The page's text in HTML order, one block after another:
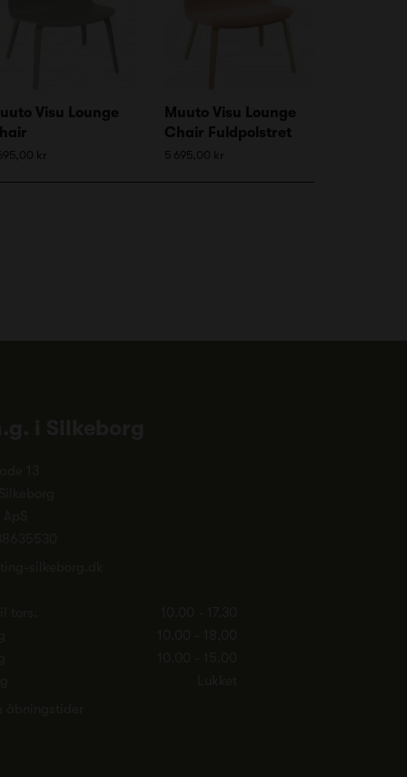
Visu Lounge
kr
Muuto Visu Lounge
Chair Fuldpolstret
5 695,00 kr